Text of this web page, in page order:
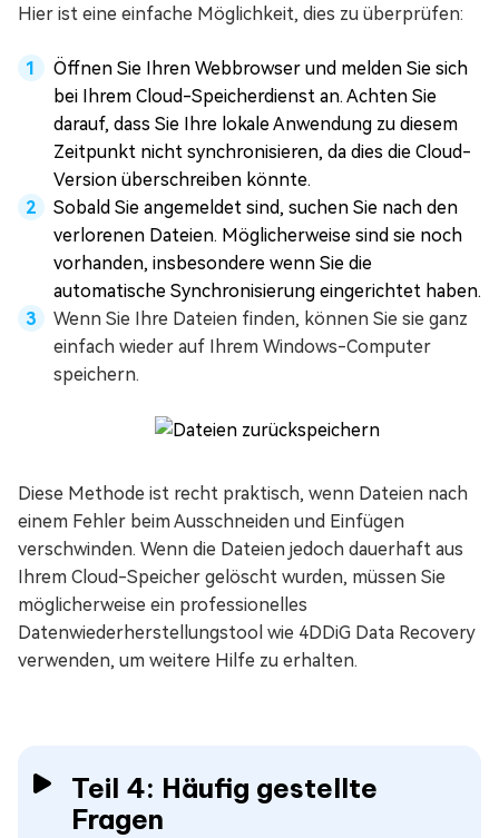
Hier ist eine einfache Möglichkeit, dies zu überprüfen:
Öffnen Sie Ihren Webbrowser und melden Sie sich
bei Ihrem Cloud-Speicherdienst an. Achten Sie
darauf, dass Sie Ihre lokale Anwendung zu diesem
Zeitpunkt nicht synchronisieren, da dies die Cloud-
Version überschreiben könnte.
Sobald Sie angemeldet sind, suchen Sie nach den
verlorenen Dateien. Möglicherweise sind sie noch
vorhanden, insbesondere wenn Sie die
automatische Synchronisierung eingerichtet haben.
Wenn Sie Ihre Dateien finden, können Sie sie ganz
einfach wieder auf Ihrem Windows-Computer
speichern.
Diese Methode ist recht praktisch, wenn Dateien nach
einem Fehler beim Ausschneiden und Einfügen
verschwinden. Wenn die Dateien jedoch dauerhaft aus
Ihrem Cloud-Speicher gelöscht wurden, müssen Sie
möglicherweise ein professionelles
Datenwiederherstellungstool wie 4DDiG Data Recovery
verwenden, um weitere Hilfe zu erhalten.
Teil 4: Häufig gestellte
Fragen